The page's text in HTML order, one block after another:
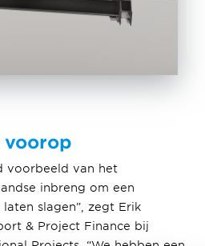
voorop
voorbeeld van het
inbreng om een
slagen”, zegt Erik
& Project Finance bij